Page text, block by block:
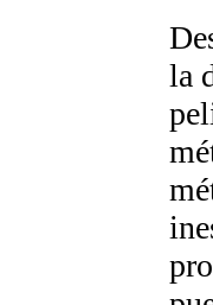
la